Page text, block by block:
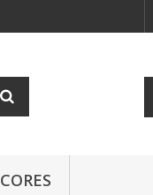
CORES